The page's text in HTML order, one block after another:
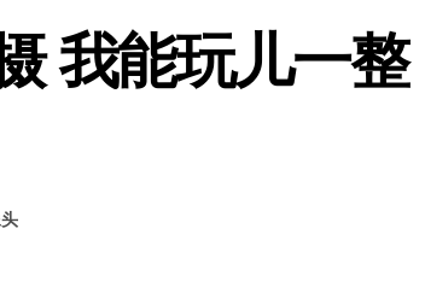
我能玩儿一整